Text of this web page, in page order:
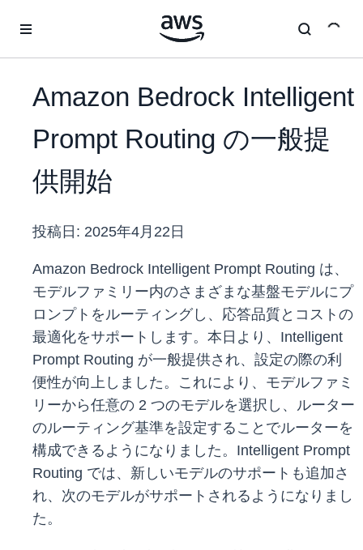
Amazon Bedrock Intelligent
Prompt Routing の一般提
供開始
投稿日: 2025年4月22日
Amazon Bedrock Intelligent Prompt Routing は、
モデルファミリー内のさまざまな基盤モデルにプ
ロンプトをルーティングし、応答品質とコストの
最適化をサポートします。本日より、Intelligent
Prompt Routing が一般提供され、設定の際の利
便性が向上しました。これにより、モデルファミ
リーから任意の 2 つのモデルを選択し、ルーター
のルーティング基準を設定することでルーターを
構成できるようになりました。Intelligent Prompt
Routing では、新しいモデルのサポートも追加さ
れ、次のモデルがサポートされるようになりまし
た。